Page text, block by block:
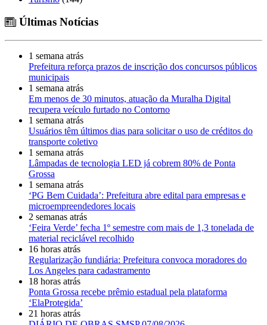
Últimas Notícias
1 semana atrás
Prefeitura reforça prazos de inscrição dos concursos públicos
municipais
1 semana atrás
Em menos de 30 minutos, atuação da Muralha Digital
recupera veículo furtado no Contorno
1 semana atrás
Usuários têm últimos dias para solicitar o uso de créditos do
transporte coletivo
1 semana atrás
Lâmpadas de tecnologia LED já cobrem 80% de Ponta
Grossa
1 semana atrás
‘PG Bem Cuidada’: Prefeitura abre edital para empresas e
microempreendedores locais
2 semanas atrás
‘Feira Verde’ fecha 1º semestre com mais de 1,3 tonelada de
material reciclável recolhido
16 horas atrás
Regularização fundiária: Prefeitura convoca moradores do
Los Angeles para cadastramento
18 horas atrás
Ponta Grossa recebe prêmio estadual pela plataforma
‘ElaProtegida’
21 horas atrás